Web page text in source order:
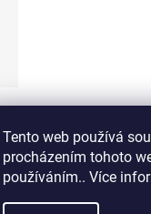
Tento web používá
procházením tohoto
používáním.. Více